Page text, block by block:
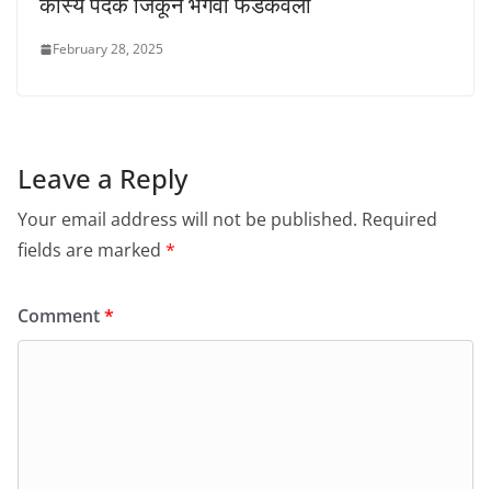
February 28, 2025
Leave a Reply
Your email address will not be published. Required
fields are marked *
Comment*